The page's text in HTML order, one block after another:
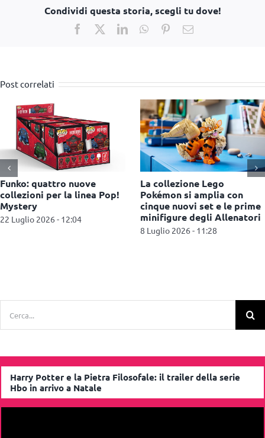
Condividi questa storia, scegli tu dove!
Facebook
X LinkedInWhatsApp
PinterestEmail
Post correlati
Funko celebra X-Men ’97
con una nuova selezione di
Pop!
1 Luglio 2026 - 12:46
Miniso porta in Italia i
collezionabili Yoyo e lancia
una campagna di
comunicazione a Milano
1 Luglio 2026 - 12:30
Harry Potter e la Pietra Filosofale: il trailer della serie
Hbo in arrivo a Natale